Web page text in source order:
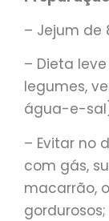
– Jejum de
– Dieta
legumes,
água-e-
– Evitar no
com gás,
macarrão,
gordurosos;